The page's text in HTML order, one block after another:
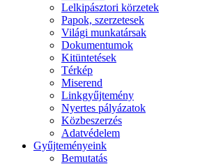
Lelkipásztori körzetek
Papok, szerzetesek
Világi munkatársak
Dokumentumok
Kitüntetések
Térkép
Miserend
Linkgyűjtemény
Nyertes pályázatok
Közbeszerzés
Adatvédelem
Gyűjteményeink
Bemutatás